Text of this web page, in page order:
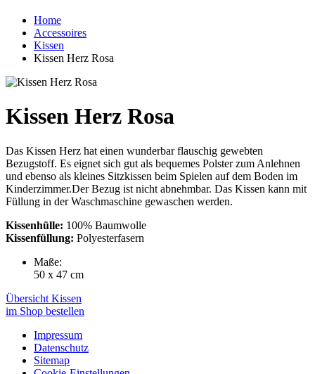
Home
Accessoires
Kissen
Kissen Herz Rosa
Kissen Herz Rosa
Das Kissen Herz hat einen wunderbar flauschig gewebten
Bezugstoff. Es eignet sich gut als bequemes Polster zum Anlehnen
und ebenso als kleines Sitzkissen beim Spielen auf dem Boden im
Kinderzimmer.Der Bezug ist nicht abnehmbar. Das Kissen kann mit
Füllung in der Waschmaschine gewaschen werden.
Kissenhülle: 100% Baumwolle
Kissenfüllung: Polyesterfasern
Maße:
50 x 47 cm
Übersicht Kissen
im Shop bestellen
Impressum
Datenschutz
Sitemap